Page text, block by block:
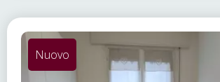
Nuovo